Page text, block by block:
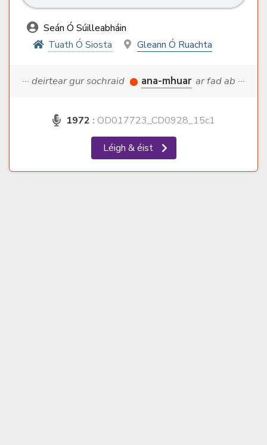
Seán Ó Súilleabháin
Tuath Ó Siosta
Gleann Ó Ruachta
··· deirtear gur sochraid ana-mhuar ar fad ab ···
1972 : OD017723_CD0928_15c1
Léigh & éist